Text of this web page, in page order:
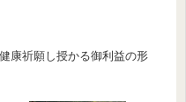
康祈願し授かる御利益の形